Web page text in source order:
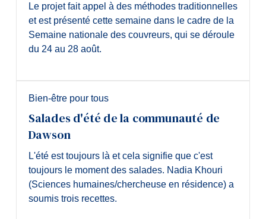
Le projet fait appel à des méthodes traditionnelles
et est présenté cette semaine dans le cadre de la
Semaine nationale des couvreurs, qui se déroule
du 24 au 28 août.
Bien-être pour tous
Salades d'été de la communauté de
Dawson
L'été est toujours là et cela signifie que c'est
toujours le moment des salades. Nadia Khouri
(Sciences humaines/chercheuse en résidence) a
soumis trois recettes.